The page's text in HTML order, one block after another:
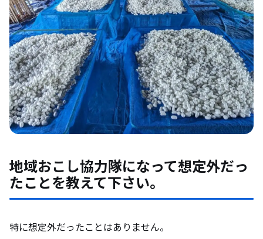
地域おこし協力隊になって想定外だっ
たことを教えて下さい。
特に想定外だったことはありません。